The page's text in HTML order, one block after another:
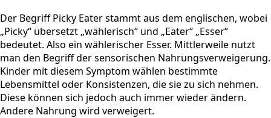
Der Begriff Picky Eater stammt aus dem englischen, wobei
„Picky“ übersetzt „wählerisch“ und „Eater“ „Esser“
bedeutet. Also ein wählerischer Esser. Mittlerweile nutzt
man den Begriff der sensorischen Nahrungsverweigerung.
Kinder mit diesem Symptom wählen bestimmte
Lebensmittel oder Konsistenzen, die sie zu sich nehmen.
Diese können sich jedoch auch immer wieder ändern.
Andere Nahrung wird verweigert.